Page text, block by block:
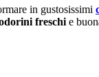
in gustosissimi
freschie